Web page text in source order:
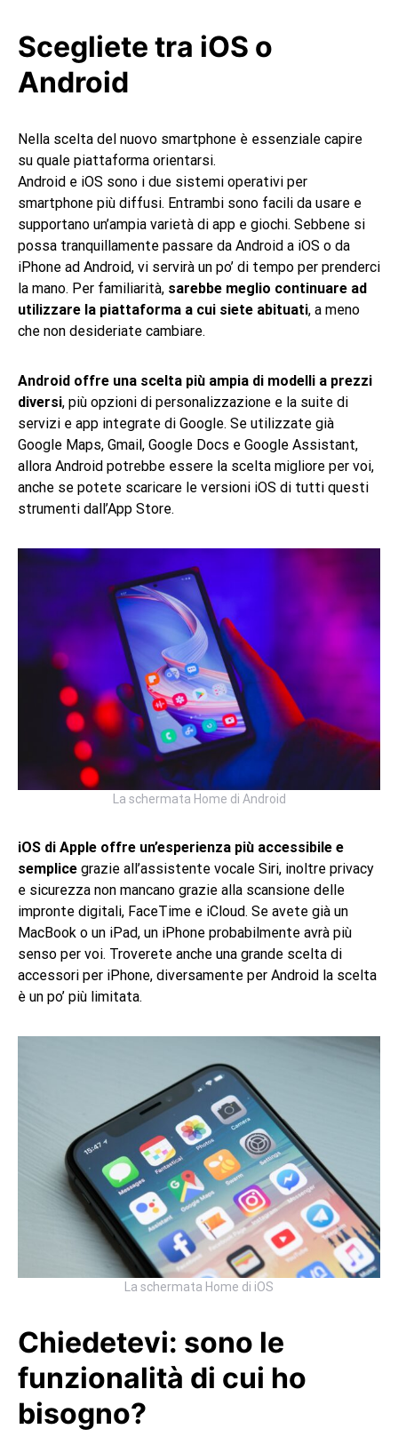
Scegliete tra iOS o
Android
Nella scelta del nuovo smartphone è essenziale capire
su quale piattaforma orientarsi.
Android e iOS sono i due sistemi operativi per
smartphone più diffusi. Entrambi sono facili da usare e
supportano un’ampia varietà di app e giochi. Sebbene si
possa tranquillamente passare da Android a iOS o da
iPhone ad Android, vi servirà un po’ di tempo per prenderci
la mano. Per familiarità, sarebbe meglio continuare ad
utilizzare la piattaforma a cui siete abituati, a meno
che non desideriate cambiare.
Android offre una scelta più ampia di modelli a prezzi
diversi, più opzioni di personalizzazione e la suite di
servizi e app integrate di Google. Se utilizzate già
Google Maps, Gmail, Google Docs e Google Assistant,
allora Android potrebbe essere la scelta migliore per voi,
anche se potete scaricare le versioni iOS di tutti questi
strumenti dall’App Store.
La schermata Home di Android
iOS di Apple offre un’esperienza più accessibile e
semplice grazie all’assistente vocale Siri, inoltre privacy
e sicurezza non mancano grazie alla scansione delle
impronte digitali, FaceTime e iCloud. Se avete già un
MacBook o un iPad, un iPhone probabilmente avrà più
senso per voi. Troverete anche una grande scelta di
accessori per iPhone, diversamente per Android la scelta
è un po’ più limitata.
La schermata Home di iOS
Chiedetevi: sono le
funzionalità di cui ho
bisogno?